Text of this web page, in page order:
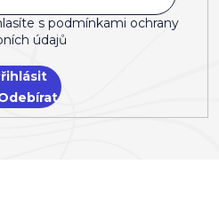
s podmínkami ochrany
údajů